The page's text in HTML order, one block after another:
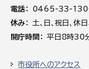
電話
0465-33-1300
休み
土､日､祝日、休
開庁時間
平日8時30
市役所へのアクセス